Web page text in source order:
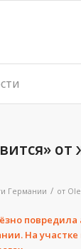
Германии / от
На